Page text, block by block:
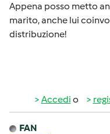
Appena posso metto
marito, anche lui
distribuzione!
Accedi o
FAN